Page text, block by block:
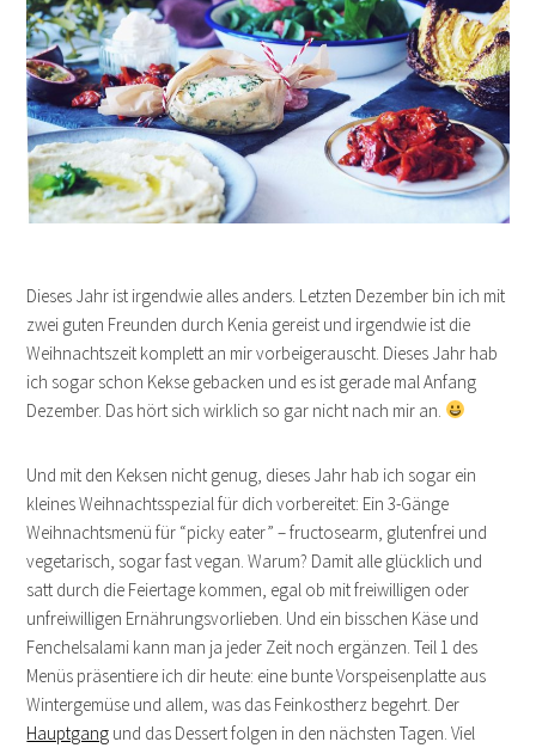
Dieses Jahr ist irgendwie alles anders. Letzten Dezember bin ich mit
zwei guten Freunden durch Kenia gereist und irgendwie ist die
Weihnachtszeit komplett an mir vorbeigerauscht. Dieses Jahr hab
ich sogar schon Kekse gebacken und es ist gerade mal Anfang
Dezember. Das hört sich wirklich so gar nicht nach mir an.
Und mit den Keksen nicht genug, dieses Jahr hab ich sogar ein
kleines Weihnachtsspezial für dich vorbereitet: Ein 3-Gänge
Weihnachtsmenü für “picky eater” – fructosearm, glutenfrei und
vegetarisch, sogar fast vegan. Warum? Damit alle glücklich und
satt durch die Feiertage kommen, egal ob mit freiwilligen oder
unfreiwilligen Ernährungsvorlieben. Und ein bisschen Käse und
Fenchelsalami kann man ja jeder Zeit noch ergänzen. Teil 1 des
Menüs präsentiere ich dir heute: eine bunte Vorspeisenplatte aus
Wintergemüse und allem, was das Feinkostherz begehrt. Der
Hauptgang und das Dessert folgen in den nächsten Tagen. Viel